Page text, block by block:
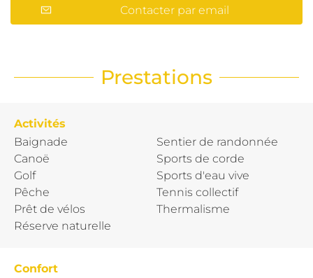
Contacter par email
Prestations
Activités
Baignade
Canoë
Golf
Pêche
Prêt de vélos
Réserve naturelle
Sentier de randonnée
Sports de corde
Sports d'eau vive
Tennis collectif
Thermalisme
Confort